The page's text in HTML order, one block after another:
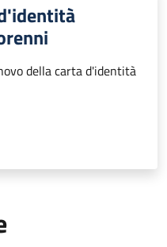
della carta d'identità